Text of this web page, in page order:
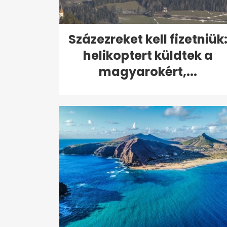
Százezreket kell fizetniük:
helikoptert küldtek a
magyarokért,...